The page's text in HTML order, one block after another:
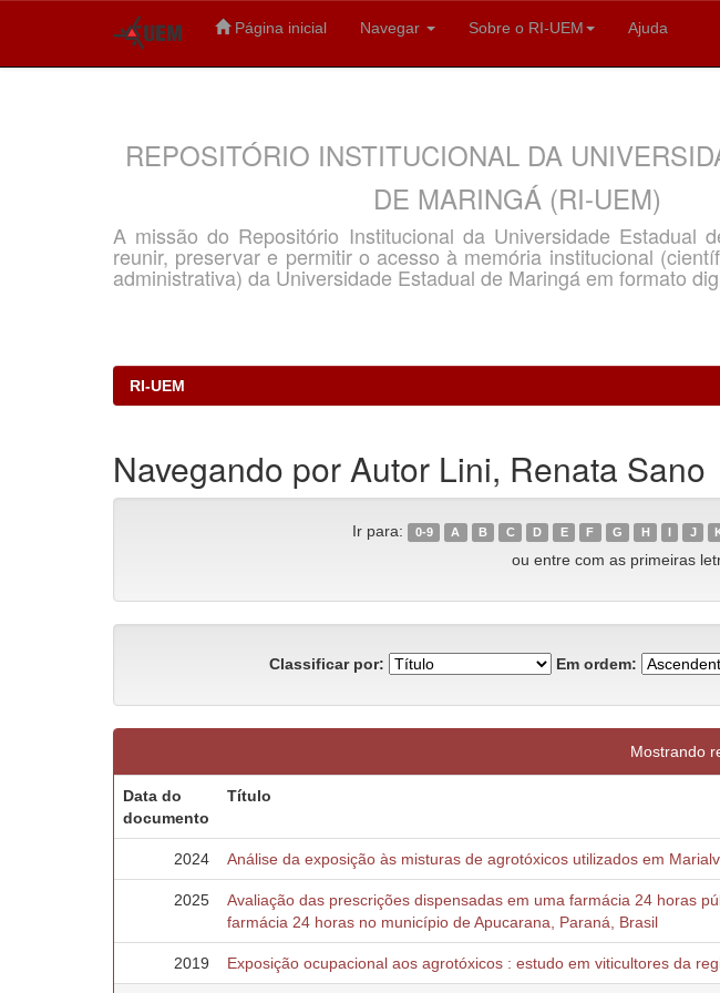
Página inicial Navegar Sobre o RI-UEM Ajuda
REPOSITÓRIO INSTITUCIONAL DA
DE MARINGÁ (RI-UEM)
A missão do Repositório Institucional da Universidade Estadual
reunir, preservar e permitir o acesso à memória institucional
administrativa) da Universidade Estadual de Maringá em formato
RI-UEM
Navegando por Autor Lini, Renata Sano
Ir para: 0-9 A B C D E F G H I J
ou entre com as primeiras
Classificar por: Em ordem:
Mostrando
Data do
documento
Título
2024 Análise da exposição às misturas de agrotóxicos utilizados em
2025
Avaliação das prescrições dispensadas em uma farmácia 24 horas
farmácia 24 horas no município de Apucarana, Paraná, Brasil
2019 Exposição ocupacional aos agrotóxicos : estudo em viticultores da